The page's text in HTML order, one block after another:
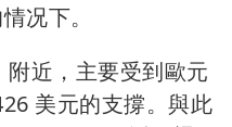
况下。
近，主要受到歐元
美元的支撐。與此